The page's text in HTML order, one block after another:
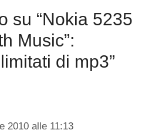
su “Nokia 5235
Music”:
di mp3”
2010 alle 11:13